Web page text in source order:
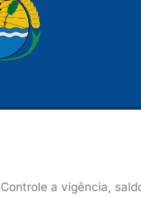
Controle a vigência,